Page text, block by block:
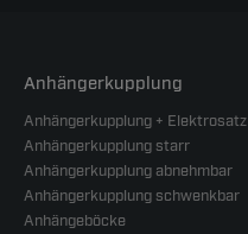
Anhängerkupplung
Anhängerkupplung + Elektrosatz
Anhängerkupplung starr
Anhängerkupplung abnehmbar
Anhängerkupplung schwenkbar
Anhängeböcke